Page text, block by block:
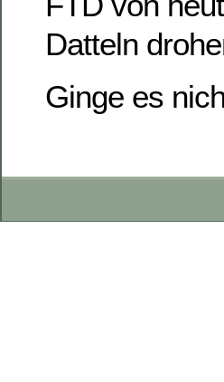
Datteln
Ginge es